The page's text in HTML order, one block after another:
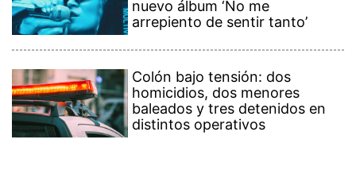
nuevo álbum ‘No me
arrepiento de sentir tanto’
Colón bajo tensión: dos
homicidios, dos menores
baleados y tres detenidos en
distintos operativos